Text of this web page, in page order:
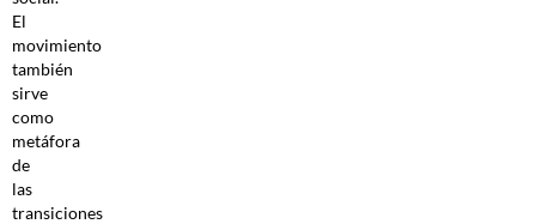
El
movimiento
también
sirve
como
metáfora
de
las
transiciones